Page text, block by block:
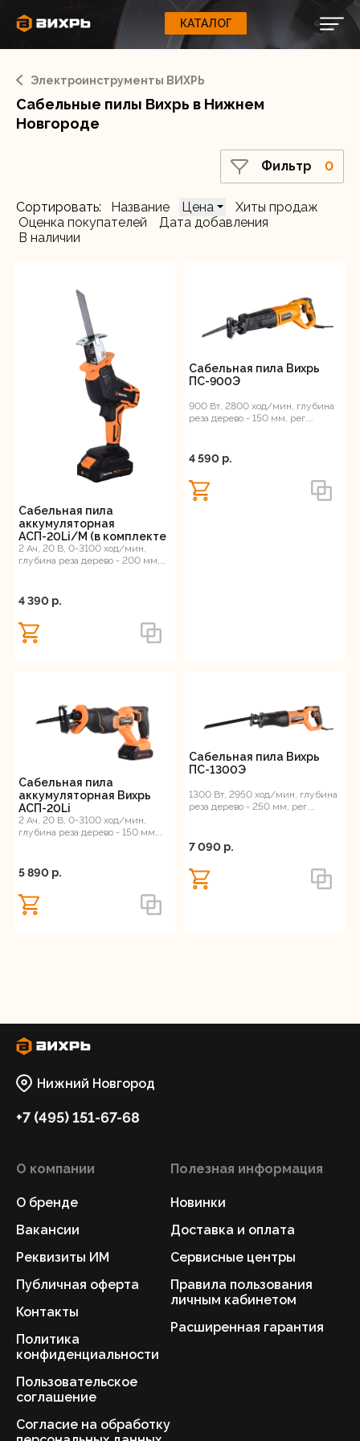
КАТАЛОГ
КАТАЛОГ
Вход Регистрация
О бренде
Сервис
Контакты
Свернуть
ЭЛЕКТРОИНСТРУМЕНТЫ
ОБОРУДОВАНИЕ
Электроинструменты ВИХРЬ
Сабельные пилы Вихрь в Нижнем
Новгороде
Фильтр 0
Сортировать: Название Цена
Хиты продаж
Оценка покупателей
Дата добавления
В наличии
Сабельная пила
аккумуляторная
АСП-20Li/М (в комплекте
2 АКБ и ЗУ) ЕА+ Вихрь
2 Ач, 20 В, 0-3100 ход/мин,
глубина реза дерево - 200 мм,
4 390 p.
Сабельная пила Вихрь
ПС-900Э
900 Вт, 2800 ход/мин, глубина
реза дерево - 150 мм, рег.
4 590 p.
Сабельная пила
аккумуляторная Вихрь
АСП-20Li
2 Ач, 20 В, 0-3100 ход/мин,
глубина реза дерево - 150 мм,
5 890 p.
Сабельная пила Вихрь
ПС-1300Э
1300 Вт, 2950 ход/мин, глубина
реза дерево - 250 мм, рег.
7 090 p.
Товар в наличии
Да
Забыли пароль?
Регистрация
ВАШ ЗАКАЗ
Ваша корзина пуста.
Нижний Новгород
+7 (495) 151-67-68
О компании
О бренде
Вакансии
Реквизиты ИМ
Публичная оферта
Контакты
Политика
конфиденциальности
Пользовательское
соглашение
Согласие на обработку
Полезная информация
Новинки
Доставка и оплата
Сервисные центры
Правила пользования
личным кабинетом
Расширенная гарантия